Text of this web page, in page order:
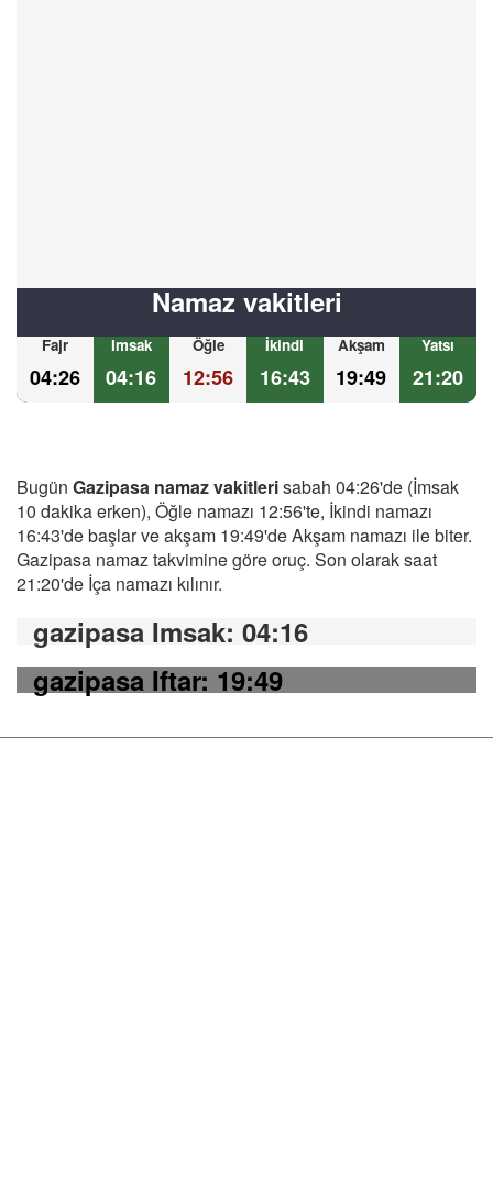
Namaz vakitleri
Fajr
04:26
Imsak
04:16
Öğle
12:56
İkindi
16:43
Akşam
19:49
Yatsı
21:20
Bugün Gazipasa namaz vakitlerisabah 04:26'de (İmsak
10 dakika erken), Öğle namazı 12:56'te, İkindi namazı
16:43'de başlar ve akşam 19:49'de Akşam namazı ile biter.
Gazipasa namaz takvimine göre oruç. Son olarak saat
21:20'de İça namazı kılınır.
gazipasa Imsak: 04:16
gazipasa Iftar: 19:49